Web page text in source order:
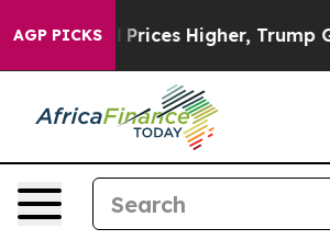
AGP PICKS
Higher, Trump Gave Politically